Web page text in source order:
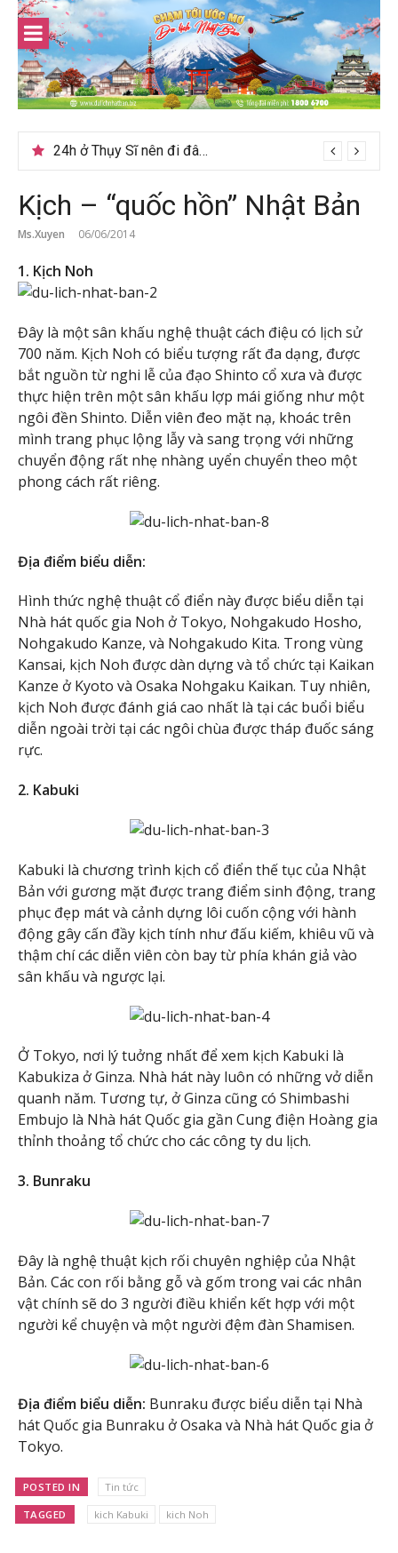
Skip
content
24h ở Thụy Sĩ nên đi đâu, chơi gì?
Du lịch Sri Lanka – Bật mí nên đi mùa nào đẹp
Kịch – “quốc hồn” Nhật Bản
Ms.Xuyen 06/06/2014
1. Kịch Noh
Đây là một sân khấu nghệ thuật cách điệu có lịch sử
700 năm. Kịch Noh có biểu tượng rất đa dạng, được
bắt nguồn từ nghi lễ của đạo Shinto cổ xưa và được
thực hiện trên một sân khấu lợp mái giống như một
ngôi đền Shinto. Diễn viên đeo mặt nạ, khoác trên
mình trang phục lộng lẫy và sang trọng với những
chuyển động rất nhẹ nhàng uyển chuyển theo một
phong cách rất riêng.
Địa điểm biểu diễn:
Hình thức nghệ thuật cổ điển này được biểu diễn tại
Nhà hát quốc gia Noh ở Tokyo, Nohgakudo Hosho,
Nohgakudo Kanze, và Nohgakudo Kita. Trong vùng
Kansai, kịch Noh được dàn dựng và tổ chức tại Kaikan
Kanze ở Kyoto và Osaka Nohgaku Kaikan. Tuy nhiên,
kịch Noh được đánh giá cao nhất là tại các buổi biểu
diễn ngoài trời tại các ngôi chùa được tháp đuốc sáng
rực.
2. Kabuki
Kabuki là chương trình kịch cổ điển thế tục của Nhật
Bản với gương mặt được trang điểm sinh động, trang
phục đẹp mát và cảnh dựng lôi cuốn cộng với hành
động gây cấn đầy kịch tính như đấu kiếm, khiêu vũ và
thậm chí các diễn viên còn bay từ phía khán giả vào
sân khấu và ngược lại.
Ở Tokyo, nơi lý tuởng nhất để xem kịch Kabuki là
Kabukiza ở Ginza. Nhà hát này luôn có những vở diễn
quanh năm. Tương tự, ở Ginza cũng có Shimbashi
Embujo là Nhà hát Quốc gia gần Cung điện Hoàng gia
thỉnh thoảng tổ chức cho các công ty du lịch.
3. Bunraku
Đây là nghệ thuật kịch rối chuyên nghiệp của Nhật
Bản. Các con rối bằng gỗ và gốm trong vai các nhân
vật chính sẽ do 3 người điều khiển kết hợp với một
người kể chuyện và một người đệm đàn Shamisen.
Địa điểm biểu diễn: Bunraku được biểu diễn tại Nhà
hát Quốc gia Bunraku ở Osaka và Nhà hát Quốc gia ở
Tokyo.
POSTED IN Tin tức
TAGGED kich Kabuki kich Noh